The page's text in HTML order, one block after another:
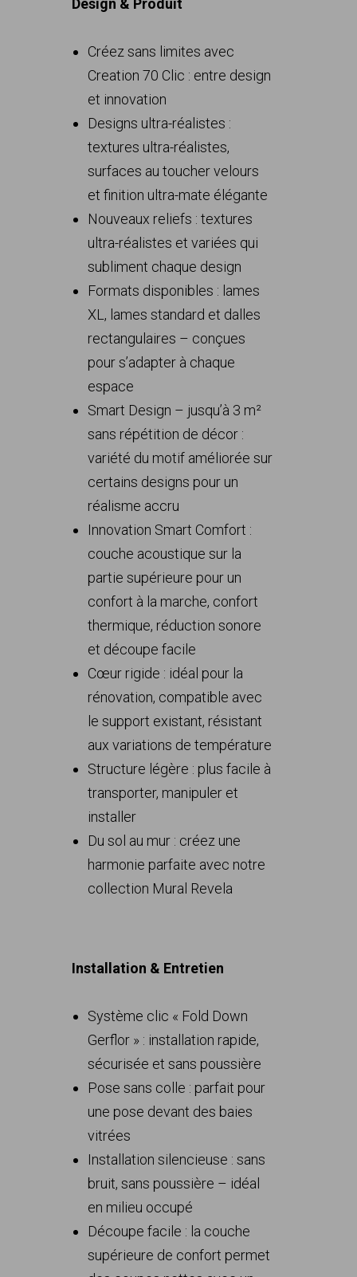
Design & Produit
Créez sans limites avec
Creation 70 Clic : entre design
et innovation
Designs ultra-réalistes :
textures ultra-réalistes,
surfaces au toucher velours
et finition ultra-mate élégante
Nouveaux reliefs : textures
ultra-réalistes et variées qui
subliment chaque design
Formats disponibles : lames
XL, lames standard et dalles
rectangulaires – conçues
pour s’adapter à chaque
espace
Smart Design – jusqu’à 3 m²
sans répétition de décor :
variété du motif améliorée sur
certains designs pour un
réalisme accru
Innovation Smart Comfort :
couche acoustique sur la
partie supérieure pour un
confort à la marche, confort
thermique, réduction sonore
et découpe facile
Cœur rigide : idéal pour la
rénovation, compatible avec
le support existant, résistant
aux variations de température
Structure légère : plus facile à
transporter, manipuler et
installer
Du sol au mur : créez une
harmonie parfaite avec notre
collection Mural Revela
Installation & Entretien
Système clic « Fold Down
Gerflor » : installation rapide,
sécurisée et sans poussière
Pose sans colle : parfait pour
une pose devant des baies
vitrées
Installation silencieuse : sans
bruit, sans poussière – idéal
en milieu occupé
Découpe facile : la couche
supérieure de confort permet